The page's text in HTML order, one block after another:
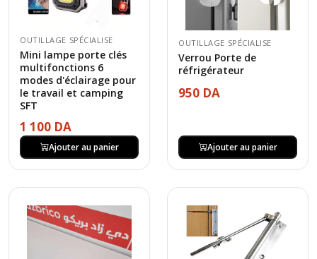
OUTILLAGE SPÉCIALISE
Mini lampe porte clés
multifonctions 6
modes d'éclairage pour
le travail et camping
SFT
1 100 DA
Ajouter au panier
OUTILLAGE SPÉCIALISE
Verrou Porte de
réfrigérateur
950 DA
Ajouter au panier